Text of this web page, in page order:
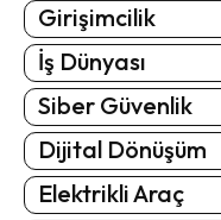
Girişimcilik
İş Dünyası
Siber Güvenlik
Dijital Dönüşüm
Elektrikli Araç